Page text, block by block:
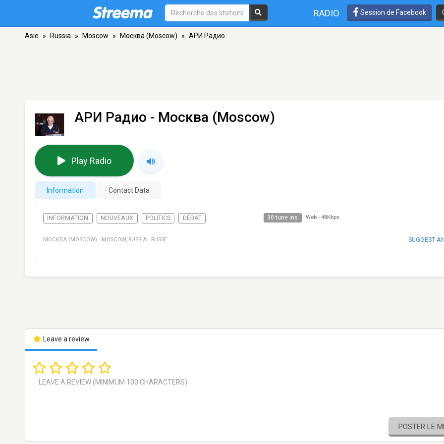
RADIO Session de Facebook
Asie » Russia » Moscow » Москва (Moscow) » АРИ Радио
АРИ Радио - Москва (Moscow)
Play Radio
Information Contact Data
INFORMATION NOUVEAUX POLITICS DÉBAT 30 tune ins Web - 48Kbps
МОСКВА (MOSCOW) · MOSCOW, RUSSIA · RUSSE SUGGEST
Leave a review
POSTER LE